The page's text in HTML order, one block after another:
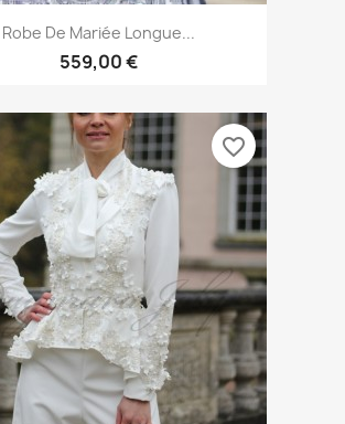
Robe De Mariée Longue...
559,00 €
favorite_border